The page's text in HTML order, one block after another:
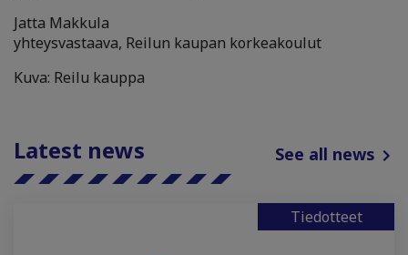
Jatta Makkula
yhteysvastaava, Reilun kaupan korkeakoulut
Kuva: Reilu kauppa
Latest news See all news
Tiedotteet